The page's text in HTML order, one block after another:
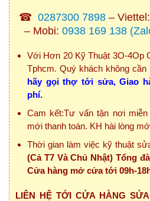
☎ 0287300 7898 – Viettel:
– Mobi: 0938 169 138
Với Hơn 20 Kỹ Thuật 3O-4Op
Tphcm. Quý khách không
hãy gọi thợ tới sửa, Giao
phí.
Cam kết:Tư vấn tận nơi
mới thanh toán. KH hài lòng
Thời gian làm việc kỹ thuật
(Cả T7 Và Chủ Nhật) Tổng
Cửa hàng mở cửa tới 09h-
LIÊN HỆ TỚI CỬA HÀNG